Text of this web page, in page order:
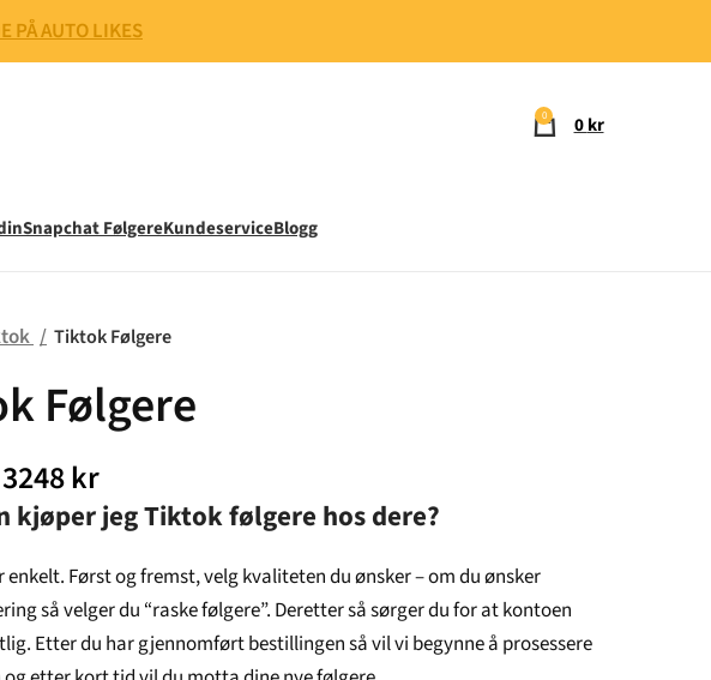
PÅ AUTO LIKES
0 0kr
Snapchat FølgereKundeserviceBlogg
Tiktok Følgere
Følgere
3248kr
kjøper jeg Tiktok følgere hos dere?
enkelt. Først og fremst, velg kvaliteten du ønsker – om du ønsker
så velger du “raske følgere”. Deretter så sørger du for at kontoen
Etter du har gjennomført bestillingen så vil vi begynne å prosessere